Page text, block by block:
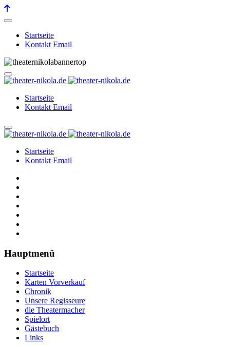
Startseite
Kontakt Email
Startseite
Kontakt Email
Startseite
Kontakt Email
Hauptmenü
Startseite
Karten Vorverkauf
Chronik
Unsere Regisseure
die Theatermacher
Spielort
Gästebuch
Links